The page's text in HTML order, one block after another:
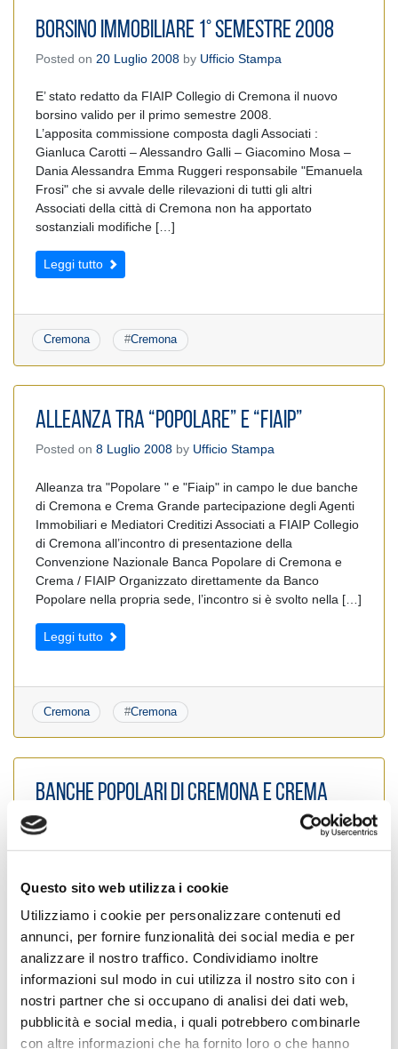
Questo sito web utilizza i cookie
Utilizziamo i cookie per personalizzare contenuti ed
annunci, per fornire funzionalità dei social media e per
analizzare il nostro traffico. Condividiamo inoltre
informazioni sul modo in cui utilizza il nostro sito con i
nostri partner che si occupano di analisi dei dati web,
pubblicità e social media, i quali potrebbero combinarle
con altre informazioni che ha fornito loro o che hanno
Borsino immobiliare 1° semestre 2008
Posted on 20 Luglio 2008 by Ufficio Stampa
E’ stato redatto da FIAIP Collegio di Cremona il nuovo
borsino valido per il primo semestre 2008.
L’apposita commissione composta dagli Associati :
Gianluca Carotti – Alessandro Galli – Giacomino Mosa –
Dania Alessandra Emma Ruggeri responsabile "Emanuela
Frosi" che si avvale delle rilevazioni di tutti gli altri
Associati della città di Cremona non ha apportato
sostanziali modifiche […]
Leggi tutto
Cremona #Cremona
Alleanza tra “Popolare” e “FIAIP”
Posted on 8 Luglio 2008 by Ufficio Stampa
Alleanza tra "Popolare " e "Fiaip" in campo le due banche
di Cremona e Crema Grande partecipazione degli Agenti
Immobiliari e Mediatori Creditizi Associati a FIAIP Collegio
di Cremona all’incontro di presentazione della
Convenzione Nazionale Banca Popolare di Cremona e
Crema / FIAIP Organizzato direttamente da Banco
Popolare nella propria sede, l’incontro si è svolto nella […]
Leggi tutto
Cremona #Cremona
Banche popolari di Cremona e Crema
insieme a FIAIP
Posted on8 Luglio 1998byUfficio Stampa
Alleanza tra "Popolare " e "Fiaip" in campo le due banche
di Cremona e Crema Grande partecipazione degli Agenti
Immobiliari e Mediatori Creditizi Associati a FIAIP Collegio
di Cremona all’incontro di presentazione della
Convenzione Nazionale Banca Popolare di Cremona e
Crema / FIAIP Organizzato direttamente da Banco
Popolare nella propria sede, l’incontro si è svolto nella […]
Leggi tutto